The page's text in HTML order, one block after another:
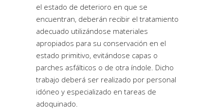
el estado de deterioro en que se
encuentran, deberán recibir el tratamiento
adecuado utilizándose materiales
apropiados para su conservación en el
estado primitivo, evitándose capas o
parches asfálticos o de otra índole. Dicho
trabajo deberá ser realizado por personal
idóneo y especializado en tareas de
adoquinado.